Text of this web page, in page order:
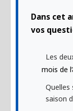
Dans cet
vos
Les
mois de
saison